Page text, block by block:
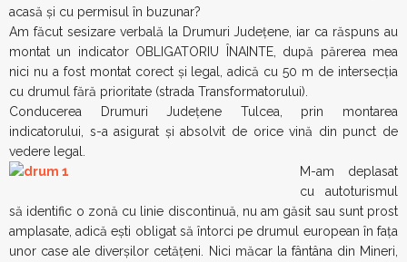
acasă și cu permisul în buzunar?
Am făcut sesizare verbală la Drumuri Județene, iar ca răspuns au
montat un indicator OBLIGATORIU ÎNAINTE, după părerea mea
nici nu a fost montat corect și legal, adică cu 50 m de intersecția
cu drumul fără prioritate (strada Transformatorului).
Conducerea Drumuri Județene Tulcea, prin montarea
indicatorului, s-a asigurat și absolvit de orice vină din punct de
vedere legal.
M-am deplasat
cu autoturismul
să identific o zonă cu linie discontinuă, nu am găsit sau sunt prost
amplasate, adică ești obligat să întorci pe drumul european în fața
unor case ale diverșilor cetățeni. Nici măcar la fântâna din Mineri,